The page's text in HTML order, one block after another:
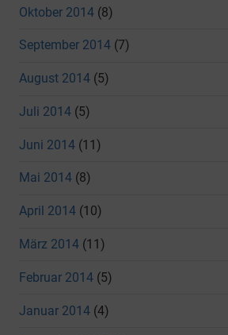
Oktober 2014 (8)
September 2014 (7)
August 2014 (5)
Juli 2014 (5)
Juni 2014 (11)
Mai 2014 (8)
April 2014 (10)
März 2014 (11)
Februar 2014 (5)
Januar 2014 (4)